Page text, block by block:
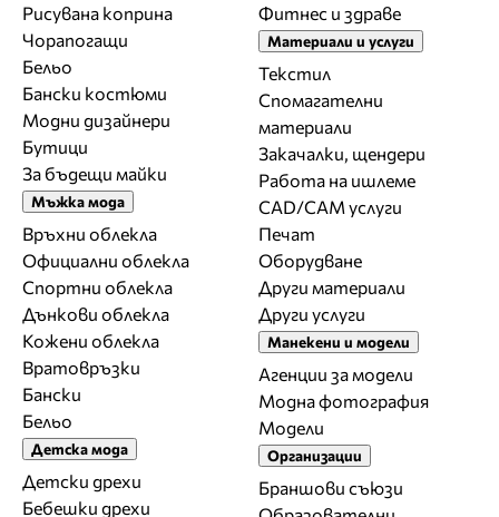
Рисувана коприна
Чорапогащи
Бельо
Бански костюми
Модни дизайнери
Бутици
За бъдещи майки
Мъжка мода
Връхни облекла
Официални облекла
Спортни облекла
Дънкови облекла
Кожени облекла
Вратовръзки
Бански
Бельо
Детска мода
Детски дрехи
Бебешки дрехи
Фитнес и здраве
Материали и услуги
Текстил
Спомагателни
материали
Закачалки, щендери
Работа на ишлеме
CAD/CAM услуги
Печат
Оборудване
Други материали
Други услуги
Манекени и модели
Агенции за модели
Модна фотография
Модели
Организации
Браншови съюзи